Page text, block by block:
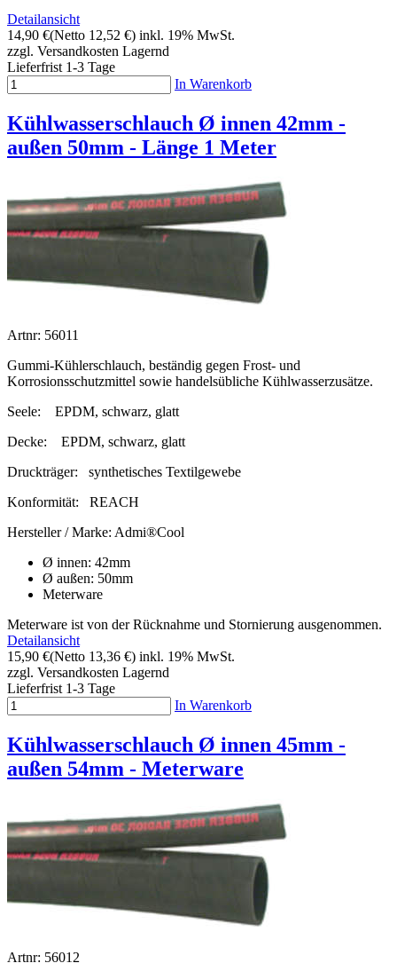
Detailansicht
14,90 €(Netto 12,52 €) inkl. 19% MwSt.
zzgl. Versandkosten Lagernd
Lieferfrist 1-3 Tage
In Warenkorb
Kühlwasserschlauch Ø innen 42mm -
außen 50mm - Länge 1 Meter
Artnr: 56011
Gummi-Kühlerschlauch, beständig gegen Frost- und
Korrosionsschutzmittel sowie handelsübliche Kühlwasserzusätze.
Seele:
EPDM, schwarz, glatt
Decke:
EPDM, schwarz, glatt
Druckträger:
synthetisches Textilgewebe
Konformität:
REACH
Hersteller / Marke: Admi®Cool
Ø innen: 42mm
Ø außen: 50mm
Meterware
Meterware ist von der Rücknahme und Stornierung ausgenommen.
Detailansicht
15,90 €(Netto 13,36 €) inkl. 19% MwSt.
zzgl. Versandkosten Lagernd
Lieferfrist 1-3 Tage
In Warenkorb
Kühlwasserschlauch Ø innen 45mm -
außen 54mm - Meterware
Artnr: 56012